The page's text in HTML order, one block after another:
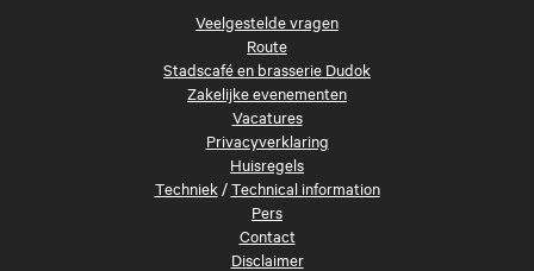
Veelgestelde vragen
Route
Stadscafé en brasserie Dudok
Zakelijke evenementen
Vacatures
Privacyverklaring
Huisregels
Techniek/Technical information
Pers
Contact
Disclaimer